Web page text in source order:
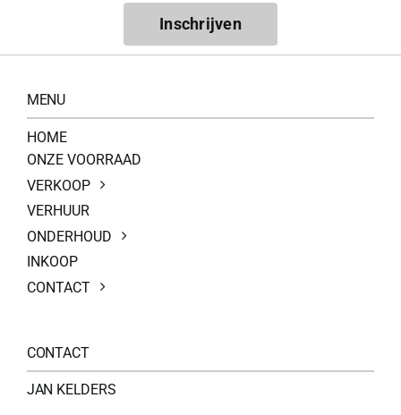
Inschrijven
MENU
HOME
ONZE VOORRAAD
VERKOOP
VERHUUR
ONDERHOUD
INKOOP
CONTACT
CONTACT
JAN KELDERS